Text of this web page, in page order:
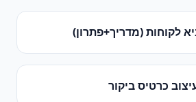
לקוחות (מדריך+פתרון)
כרטיס ביקור